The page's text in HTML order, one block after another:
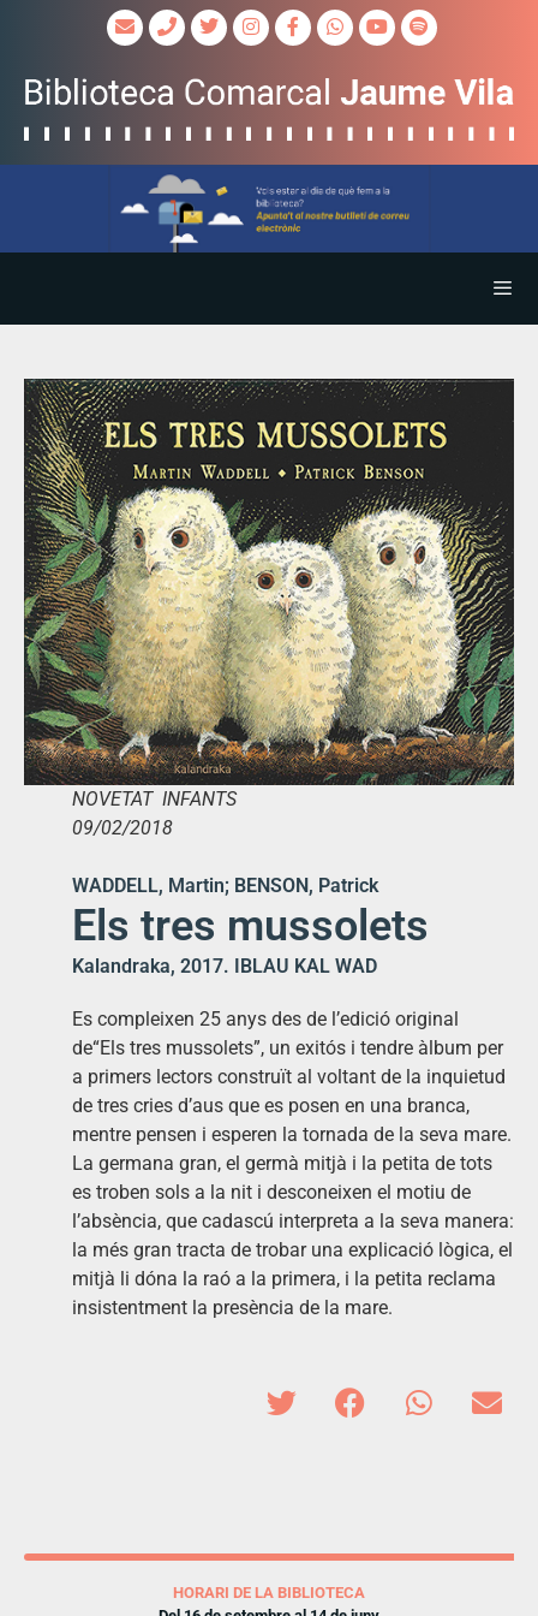
NOVETAT INFANTS
09/02/2018
WADDELL, Martin; BENSON, Patrick
Els tres mussolets
Kalandraka, 2017. IBLAU KAL WAD
Es compleixen 25 anys des de l’edició original
de“Els tres mussolets”, un exitós i tendre àlbum per
a primers lectors construït al voltant de la inquietud
de tres cries d’aus que es posen en una branca,
mentre pensen i esperen la tornada de la seva mare.
La germana gran, el germà mitjà i la petita de tots
es troben sols a la nit i desconeixen el motiu de
l’absència, que cadascú interpreta a la seva manera:
la més gran tracta de trobar una explicació lògica, el
mitjà li dóna la raó a la primera, i la petita reclama
insistentment la presència de la mare.
HORARI DE LA BIBLIOTECA